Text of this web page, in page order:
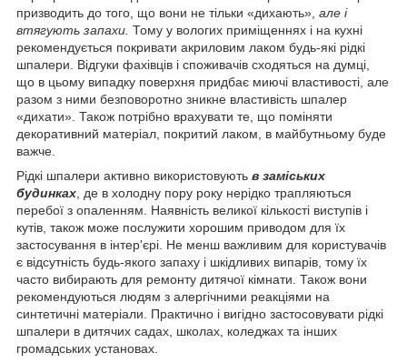
призводить до того, що вони не тільки «дихають», але і
втягують запахи. Тому у вологих приміщеннях і на кухні
рекомендується покривати акриловим лаком будь-які рідкі
шпалери. Відгуки фахівців і споживачів сходяться на думці,
що в цьому випадку поверхня придбає миючі властивості, але
разом з ними безповоротно зникне властивість шпалер
«дихати». Також потрібно врахувати те, що поміняти
декоративний матеріал, покритий лаком, в майбутньому буде
важче.
Рідкі шпалери активно використовують в заміських
будинках , де в холодну пору року нерідко трапляються
перебої з опаленням. Наявність великої кількості виступів і
кутів, також може послужити хорошим приводом для їх
застосування в інтер'єрі. Не менш важливим для користувачів
є відсутність будь-якого запаху і шкідливих випарів, тому їх
часто вибирають для ремонту дитячої кімнати. Також вони
рекомендуються людям з алергічними реакціями на
синтетичні матеріали. Практично і вигідно застосовувати рідкі
шпалери в дитячих садах, школах, коледжах та інших
громадських установах.